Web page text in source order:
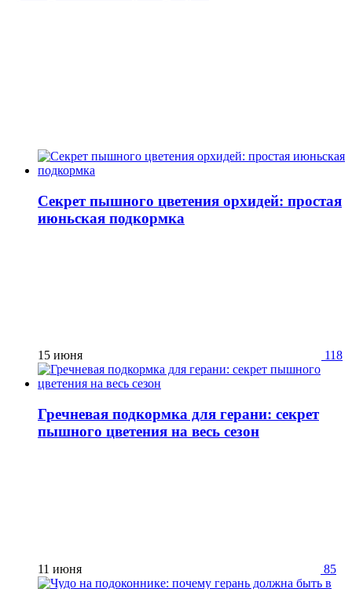
Секрет пышного цветения орхидей: простая
июньская подкормка
15 июня 118
Гречневая подкормка для герани: секрет
пышного цветения на весь сезон
11 июня 85